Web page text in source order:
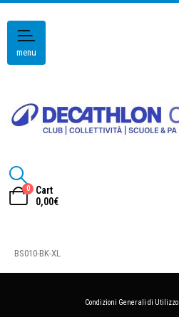
menu
0
Cart
0,00€
BS010-BK-XL
Condizioni Generali di Utilizzo